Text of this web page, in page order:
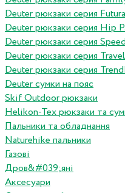
Deuter рюкзаки серия
Deuter рюкзаки серия Hip
Deuter рюкзаки серия
Deuter рюкзаки серия Travel
Deuter рюкзаки серия
Deuter сумки на пояс
Skif Outdoor рюкзаки
Helikon-Tex рюкзаки та
Пальники та обладнання
Naturehike пальники
Газові
Дров&#039;яні
Аксесуари